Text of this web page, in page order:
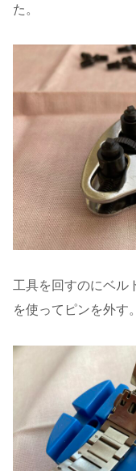
た。
工具を回すのにベル
を使ってピンを外